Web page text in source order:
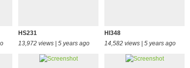
HS231
13,972 views | 5 years ago
HI348
14,582 views | 5 years ago